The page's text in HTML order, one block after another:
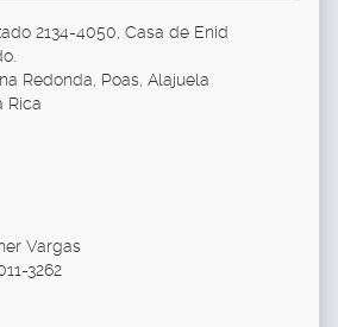
2134-4050, Casa de Enid
Redonda, Poas, Alajuela
Rica
Vargas
3262